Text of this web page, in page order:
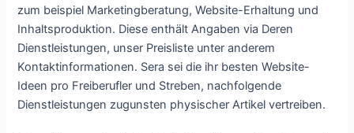
zum beispiel Marketingberatung, Website-Erhaltung und
Inhaltsproduktion. Diese enthält Angaben via Deren
Dienstleistungen, unser Preisliste unter anderem
Kontaktinformationen. Sera sei die ihr besten Website-
Ideen pro Freiberufler und Streben, nachfolgende
Dienstleistungen zugunsten physischer Artikel vertreiben.